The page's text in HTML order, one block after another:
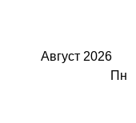
Август 2026
Пн